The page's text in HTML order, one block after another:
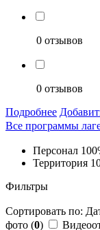
0 отзывов
0 отзывов
Подробнее
Все программы
Персонал
Территория
Фильтры
Сортировать по:
фото (0)